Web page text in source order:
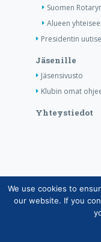
Suomen
Alueen
Presidentin
Jäsenille
Jäsensivusto
Klubin omat
Yhteystiedot
Copyright ©
We use cookies to
our website. If you